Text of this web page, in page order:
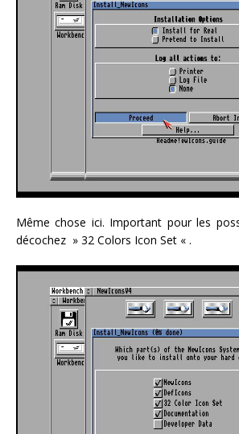
Même chose ici. Important pour les
décochez » 32 Colors Icon Set « .